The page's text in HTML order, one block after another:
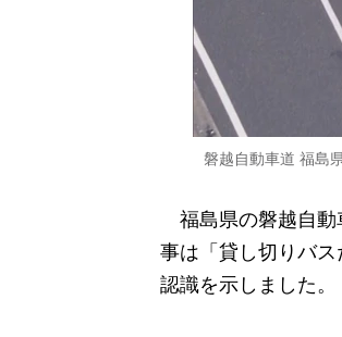
磐越自動車道 福島
福島県の磐越自動
事は「貸し切りバ
認識を示しました。